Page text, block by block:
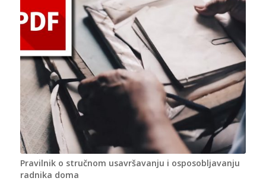
Pravilnik o stručnom usavršavanju i osposobljavanju
radnika doma